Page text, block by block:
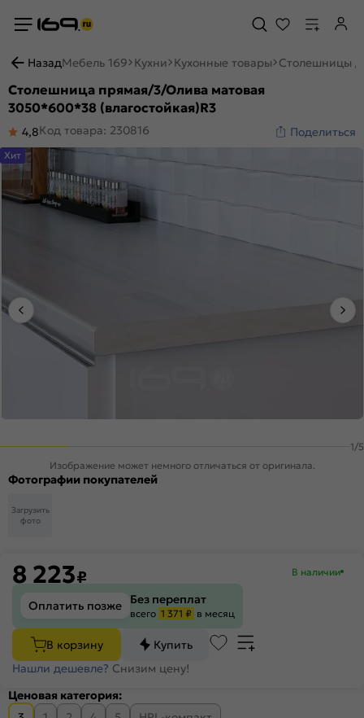
НазадМебель 169 Кухни Кухонные товары Столешницы
Столешница прямая/3/Олива матовая
3050*600*38 (влагостойкая)R3
4,8Код товара: 230816 Поделиться
1/5
Хит
Изображение может немного отличаться от оригинала.
Фотографии покупателей
Загрузить
фото
8 223₽ В наличии
Оплатить позже Без переплат
всего 1 371 ₽ в месяц
В корзину
Купить
Нашли дешевле? Снизим цену!
Ценовая категория: